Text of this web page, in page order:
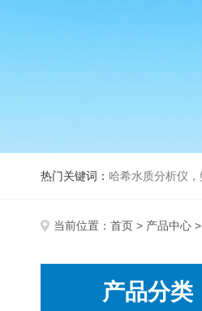
热门关键词： 哈希水质分析仪
当前位置： 首页 > 产品中心 >
产品分类